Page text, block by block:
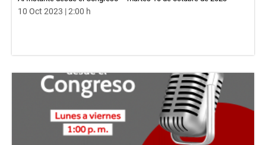
10 Oct 2023 | 2:00 h